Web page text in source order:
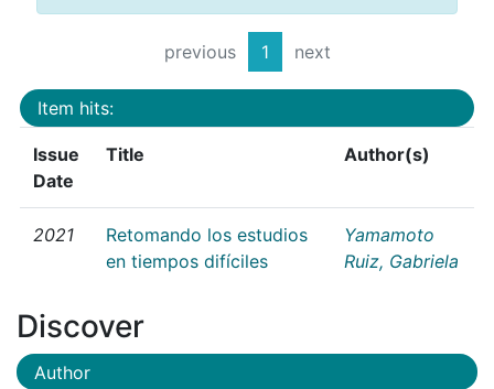
previous 1 next
Item hits:
Issue
Date
Title Author(s)
2021
Retomando los estudios
en tiempos difíciles
Yamamoto
Ruiz, Gabriela
Discover
Author